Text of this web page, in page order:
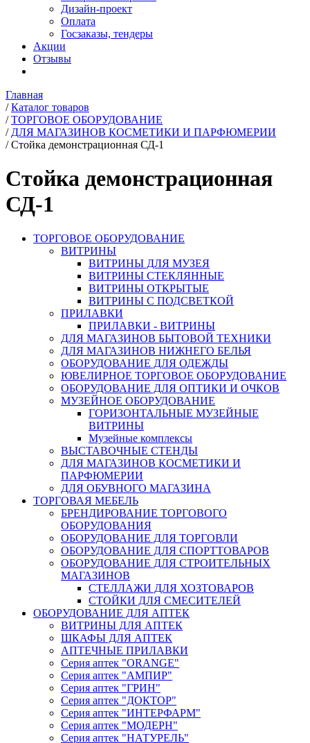
Дизайн-проект
Оплата
Госзаказы, тендеры
Акции
Отзывы
Главная
/ Каталог товаров
/ ТОРГОВОЕ ОБОРУДОВАНИЕ
/ ДЛЯ МАГАЗИНОВ КОСМЕТИКИ И ПАРФЮМЕРИИ
/ Стойка демонстрационная СД-1
Стойка демонстрационная
СД-1
ТОРГОВОЕ ОБОРУДОВАНИЕ
ВИТРИНЫ
ВИТРИНЫ ДЛЯ МУЗЕЯ
ВИТРИНЫ СТЕКЛЯННЫЕ
ВИТРИНЫ ОТКРЫТЫЕ
ВИТРИНЫ С ПОДСВЕТКОЙ
ПРИЛАВКИ
ПРИЛАВКИ - ВИТРИНЫ
ДЛЯ МАГАЗИНОВ БЫТОВОЙ ТЕХНИКИ
ДЛЯ МАГАЗИНОВ НИЖНЕГО БЕЛЬЯ
ОБОРУДОВАНИЕ ДЛЯ ОДЕЖДЫ
ЮВЕЛИРНОЕ ТОРГОВОЕ ОБОРУДОВАНИЕ
ОБОРУДОВАНИЕ ДЛЯ ОПТИКИ И ОЧКОВ
МУЗЕЙНОЕ ОБОРУДОВАНИЕ
ГОРИЗОНТАЛЬНЫЕ МУЗЕЙНЫЕ
ВИТРИНЫ
Музейные комплексы
ВЫСТАВОЧНЫЕ СТЕНДЫ
ДЛЯ МАГАЗИНОВ КОСМЕТИКИ И
ПАРФЮМЕРИИ
ДЛЯ ОБУВНОГО МАГАЗИНА
ТОРГОВАЯ МЕБЕЛЬ
БРЕНДИРОВАНИЕ ТОРГОВОГО
ОБОРУДОВАНИЯ
ОБОРУДОВАНИЕ ДЛЯ ТОРГОВЛИ
ОБОРУДОВАНИЕ ДЛЯ СПОРТТОВАРОВ
ОБОРУДОВАНИЕ ДЛЯ СТРОИТЕЛЬНЫХ
МАГАЗИНОВ
СТЕЛЛАЖИ ДЛЯ ХОЗТОВАРОВ
СТОЙКИ ДЛЯ СМЕСИТЕЛЕЙ
ОБОРУДОВАНИЕ ДЛЯ АПТЕК
ВИТРИНЫ ДЛЯ АПТЕК
ШКАФЫ ДЛЯ АПТЕК
АПТЕЧНЫЕ ПРИЛАВКИ
Серия аптек "ORANGE"
Серия аптек "АМПИР"
Серия аптек "ГРИН"
Серия аптек "ДОКТОР"
Серия аптек "ИНТЕРФАРМ"
Серия аптек "МОДЕРН"
Серия аптек "НАТУРЕЛЬ"